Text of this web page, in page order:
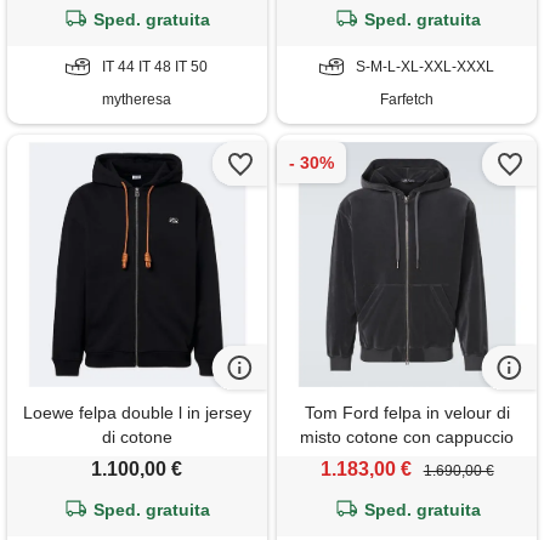
Sped. gratuita
IT 44 IT 48 IT 50
mytheresa
Sped. gratuita
S-M-L-XL-XXL-XXXL
Farfetch
Loewe felpa double l in jersey
di cotone
1.100,00 €
Sped. gratuita
Tom Ford felpa in velour di
misto cotone con cappuccio
1.183,00 € 1.690,00 €
Sped. gratuita